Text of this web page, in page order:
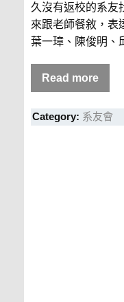
久沒有返校的系友
來跟老師餐敘，表
葉一璋、陳俊明、
Read more
Category: 系友會